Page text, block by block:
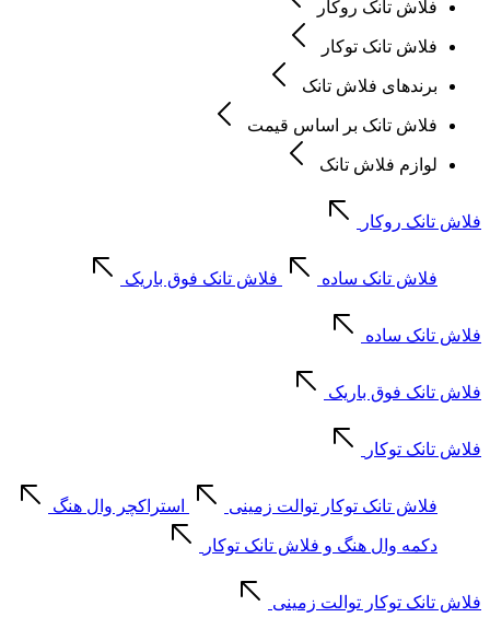
فلاش تانک روکار
فلاش تانک توکار
برندهای فلاش تانک
فلاش تانک بر اساس قیمت
لوازم فلاش تانک
فلاش تانک روکار
فلاش تانک ساده فلاش تانک فوق باریک
فلاش تانک ساده
فلاش تانک فوق باریک
فلاش تانک توکار
فلاش تانک توکار توالت زمینی استراکچر وال هنگ
دکمه وال هنگ و فلاش تانک توکار
فلاش تانک توکار توالت زمینی